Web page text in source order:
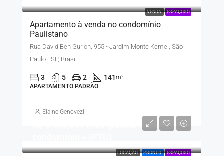
VENDA ESPAÇOSO
Apartamento à venda no condomínio
Paulistano
Rua David Ben Gurion, 955 - Jardim Monte Kemel, São
Paulo - SP, Brasil
3 5 2 141m²
APARTAMENTO PADRÃO
Elaine Genovezi
LOCAÇÃO PRONTO ESPAÇOSO
R$ 8.500,00 / mês (pacote inclui